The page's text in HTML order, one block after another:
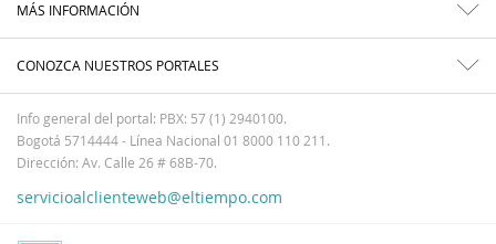
MÁS INFORMACIÓN
CONOZCA NUESTROS PORTALES
Info general del portal: PBX: 57 (1) 2940100.
Bogotá 5714444 - Línea Nacional 01 8000 110 211.
Dirección: Av. Calle 26 # 68B-70.
servicioalclienteweb@eltiempo.com